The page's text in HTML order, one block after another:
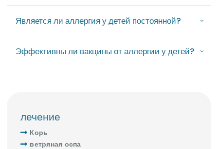
Является ли аллергия у детей постоянной?
Эффективны ли вакцины от аллергии у детей?
лечение
Корь
ветряная оспа